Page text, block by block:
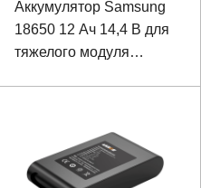
Аккумулятор Samsung
18650 12 Ач 14,4 В для
тяжелого модуля